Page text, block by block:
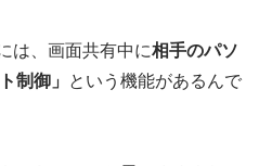
は、画面共有中に相手のパソ
制御」
という機能があるんで